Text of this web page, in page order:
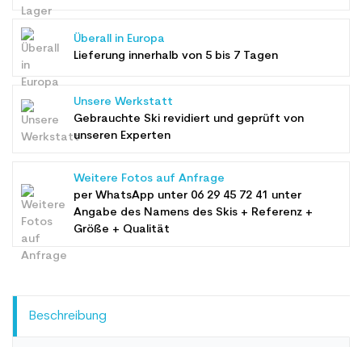
Überall in Europa
Lieferung innerhalb von 5 bis 7 Tagen
Unsere Werkstatt
Gebrauchte Ski revidiert und geprüft von
unseren Experten
Weitere Fotos auf Anfrage
per WhatsApp unter 06 29 45 72 41 unter
Angabe des Namens des Skis + Referenz +
Größe + Qualität
Beschreibung